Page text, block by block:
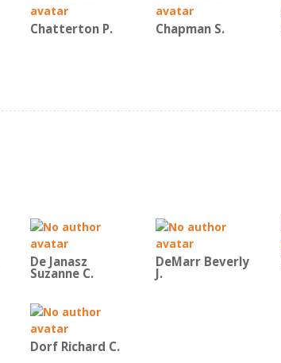
Chatterton P. Chapman S.
De Janasz
Suzanne C.
DeMarr Beverly
J.
Dorf Richard C.